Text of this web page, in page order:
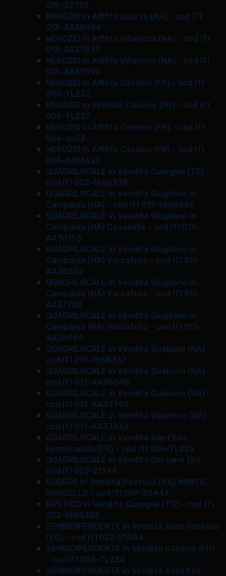
019-37751
NEGOZIO in Affitto Quarto (NA) - cod ITI
013-AA38004
NEGOZIO in Affitto Villaricca (NA) - cod ITI
013-AA37837
NEGOZIO in Affitto Villaricca (NA) - cod ITI
013-AA37590
NEGOZIO in Affitto Cassino (FR) - cod ITI
006-TL232
NEGOZIO in Vendita Cassino (FR) - cod ITI
006-TL227
NEGOZIO in Affitto Cassino (FR) - cod ITI
006-su53
NEGOZIO in Affitto Cassino (FR) - cod ITI
006-AA16525
QUADRILOCALE in Vendita Cuorgnè (TO) -
cod ITI 022-1658338
QUADRILOCALE in Vendita Giugliano in
Campania (NA) - cod ITI 019-1658336
QUADRILOCALE in Vendita Giugliano in
Campania (NA) Casacelle - cod ITI 013-
AA38163
QUADRILOCALE in Vendita Giugliano in
Campania (NA) Varcaturo - cod ITI 013-
AA38062
QUADRILOCALE in Vendita Giugliano in
Campania (NA) Varcaturo - cod ITI 013-
AA37752
QUADRILOCALE in Vendita Giugliano in
Campania (NA) Varcaturo - cod ITI 013-
AA35969
QUADRILOCALE in Vendita Qualiano (NA) -
cod ITI 019-1658367
QUADRILOCALE in Vendita Qualiano (NA) -
cod ITI 013-AA38048
QUADRILOCALE in Vendita Qualiano (NA) -
cod ITI 013-AA37790
QUADRILOCALE in Vendita Villaricca (NA) -
cod ITI 013-AA37833
QUADRILOCALE in Vendita Sant'Elia
Fiumerapido (FR) - cod ITI 006-TL225
QUADRILOCALE in Vendita Dorzano (BI) -
cod ITI 022-21744
RUDERE in Vendita Pozzuoli (NA) MONTE
RUSCELLO - cod ITI 019-38447
RUSTICO in Vendita Cuorgnè (TO) - cod ITI
022-1658326
SEMINDIPENDENTE in Vendita Alice Castello
(VC) - cod ITI 022-21484
SEMINDIPENDENTE in Vendita Cassino (FR)
- cod ITI 006-TL234
SEMINDIPENDENTE in Vendita Sant'Elia